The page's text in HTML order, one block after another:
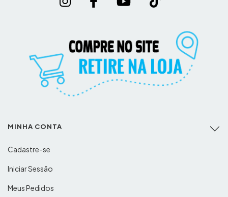
MINHA CONTA
Cadastre-se
Iniciar Sessão
Meus Pedidos